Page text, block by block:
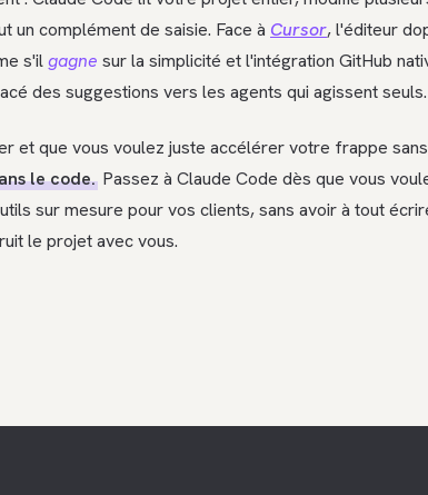
complément de saisie. Face à Cursor, l'éditeur
s'ilgagne sur la simplicité et l'intégration GitHub
des suggestions vers les agents qui agissent seuls.
et que vous voulez juste accélérer votre frappe
le code. Passez à Claude Code dès que vous
sur mesure pour vos clients, sans avoir à tout
le projet avec vous.